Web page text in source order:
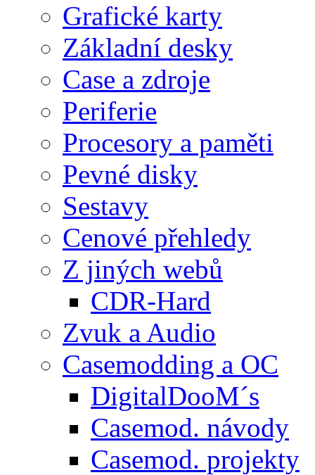
Grafické karty
Základní desky
Case a zdroje
Periferie
Procesory a paměti
Pevné disky
Sestavy
Cenové přehledy
Z jiných webů
CDR-Hard
Zvuk a Audio
Casemodding a OC
DigitalDooM´s
Casemod. návody
Casemod. projekty